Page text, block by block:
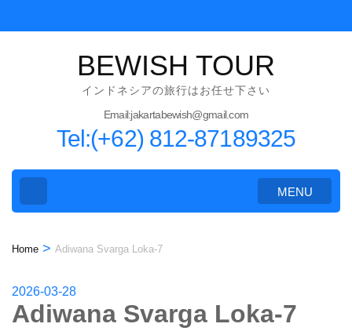
to
BEWISH TOUR
インドネシアの旅行はお任せ下さい
Email:jakartabewish@gmail.com
Tel:(+62) 812-87189325
MENU
Home > Adiwana Svarga Loka-7
2026-03-28
Adiwana Svarga Loka-7